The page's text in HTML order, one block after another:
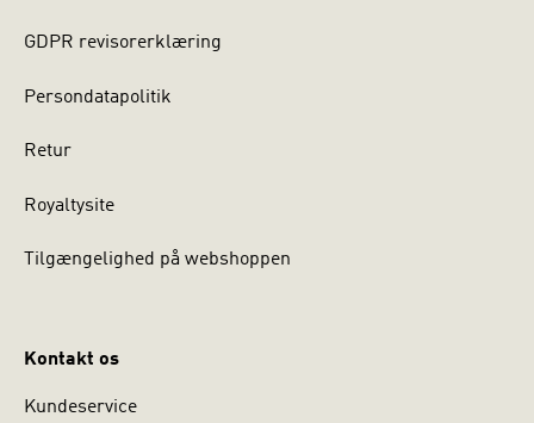
GDPR revisorerklæring
Persondatapolitik
Retur
Royaltysite
Tilgængelighed på webshoppen
Kontakt os
Kundeservice